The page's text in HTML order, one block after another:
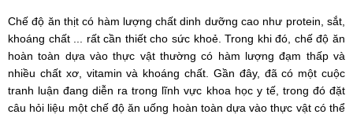
Chế độ ăn thịt có hàm lượng chất dinh dưỡng cao như protein, sắt,
khoáng chất ... rất cần thiết cho sức khoẻ. Trong khi đó, chế độ ăn
hoàn toàn dựa vào thực vật thường có hàm lượng đạm thấp và
nhiều chất xơ, vitamin và khoáng chất. Gần đây, đã có một cuộc
tranh luận đang diễn ra trong lĩnh vực khoa học y tế, trong đó đặt
câu hỏi liệu một chế độ ăn uống hoàn toàn dựa vào thực vật có thể